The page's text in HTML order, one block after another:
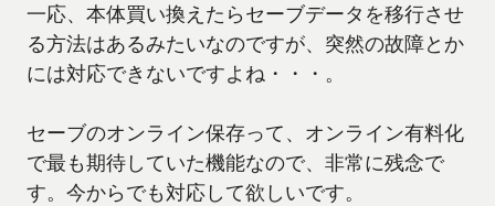
一応、本体買い換えたらセーブデータを移行させ
る方法はあるみたいなのですが、突然の故障とか
には対応できないですよね・・・。
セーブのオンライン保存って、オンライン有料化
で最も期待していた機能なので、非常に残念で
す。今からでも対応して欲しいです。